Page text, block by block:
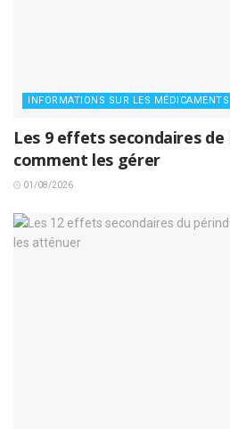
INFORMATIONS SUR LES MÉDICAMENTS
Les 9 effets secondaires
comment les gérer
01/08/2026